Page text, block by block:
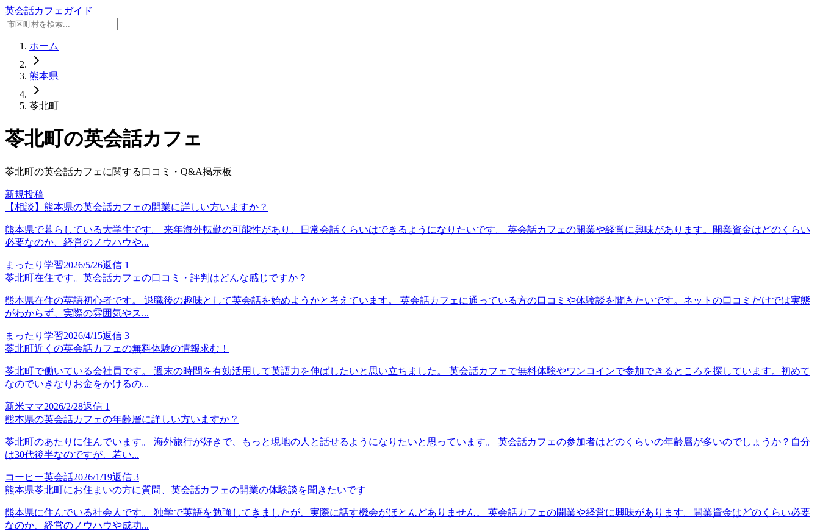
英会話カフェガイド
ホーム
熊本県
苓北町
苓北町の英会話カフェ
苓北町の英会話カフェに関する口コミ・Q&A掲示板
新規投稿
【相談】熊本県の英会話カフェの開業に詳しい方いますか？
熊本県で暮らしている大学生です。 来年海外転勤の可能性があり、日常会話くらいはできるようになりたいです。 英会話カフェの開業や経営に興味があります。開業資金はどのくらい
必要なのか、経営のノウハウや...
まったり学習2026/5/26返信 1
苓北町在住です。英会話カフェの口コミ・評判はどんな感じですか？
熊本県在住の英語初心者です。 退職後の趣味として英会話を始めようかと考えています。 英会話カフェに通っている方の口コミや体験談を聞きたいです。ネットの口コミだけでは実態
がわからず、実際の雰囲気やス...
まったり学習2026/4/15返信 3
苓北町近くの英会話カフェの無料体験の情報求む！
苓北町で働いている会社員です。 週末の時間を有効活用して英語力を伸ばしたいと思い立ちました。 英会話カフェで無料体験やワンコインで参加できるところを探しています。初めて
なのでいきなりお金をかけるの...
新米ママ2026/2/28返信 1
熊本県の英会話カフェの年齢層に詳しい方いますか？
苓北町のあたりに住んでいます。 海外旅行が好きで、もっと現地の人と話せるようになりたいと思っています。 英会話カフェの参加者はどのくらいの年齢層が多いのでしょうか？自分
は30代後半なのですが、若い...
コーヒー英会話2026/1/19返信 3
熊本県苓北町にお住まいの方に質問、英会話カフェの開業の体験談を聞きたいです
熊本県に住んでいる社会人です。 独学で英語を勉強してきましたが、実際に話す機会がほとんどありません。 英会話カフェの開業や経営に興味があります。開業資金はどのくらい必要
なのか、経営のノウハウや成功...